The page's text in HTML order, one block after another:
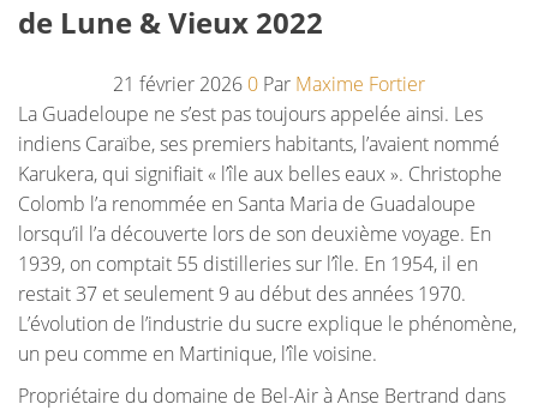
de Lune & Vieux 2022
21 février 2026 0 Par Maxime Fortier
La Guadeloupe ne s’est pas toujours appelée ainsi. Les
indiens Caraïbe, ses premiers habitants, l’avaient nommé
Karukera, qui signifiait « l’île aux belles eaux ». Christophe
Colomb l’a renommée en Santa Maria de Guadaloupe
lorsqu’il l’a découverte lors de son deuxième voyage. En
1939, on comptait 55 distilleries sur l’île. En 1954, il en
restait 37 et seulement 9 au début des années 1970.
L’évolution de l’industrie du sucre explique le phénomène,
un peu comme en Martinique, l’île voisine.
Propriétaire du domaine de Bel-Air à Anse Bertrand dans